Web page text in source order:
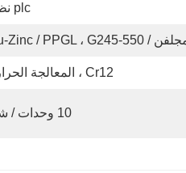
plc نظام
Cr12 ، المعالجة الحرارية
10 وحدات / شهر